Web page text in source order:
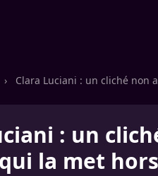
› Clara Luciani : un cliché non
: un
la met hors